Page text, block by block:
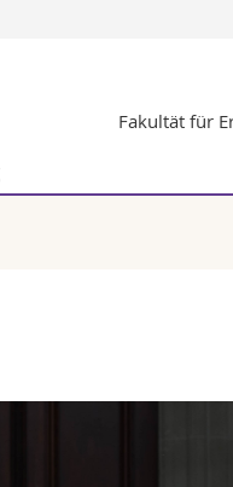
StudieninteressierteFakultät für